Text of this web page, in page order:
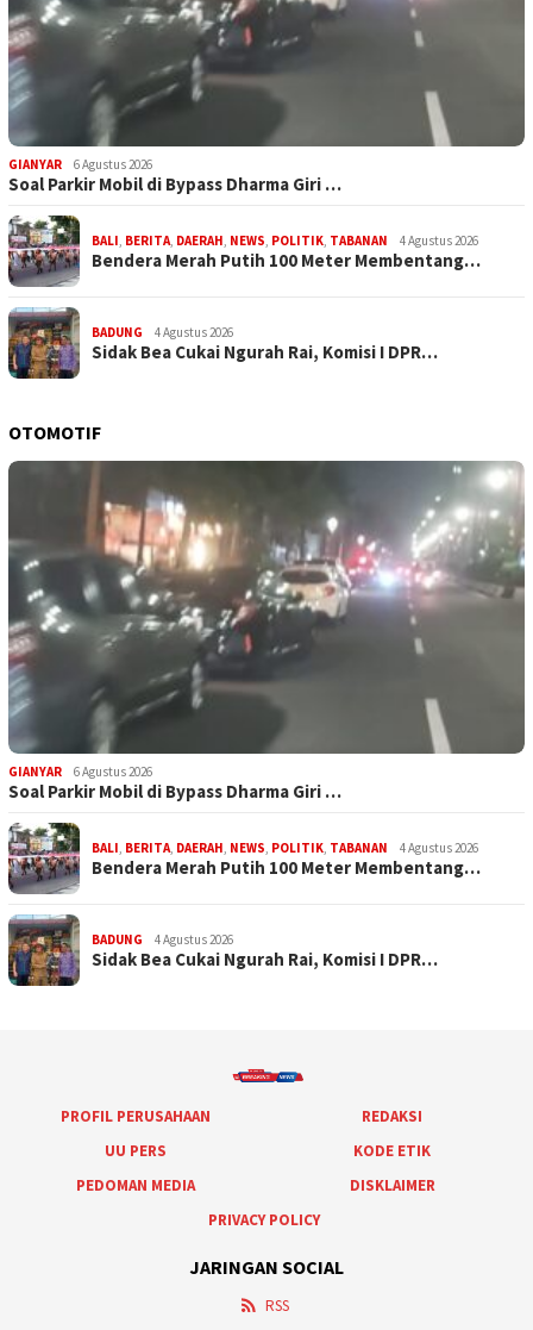
GIANYAR 6 Agustus 2026
Soal Parkir Mobil di Bypass Dharma Giri …
BALI, BERITA, DAERAH, NEWS, POLITIK, TABANAN 4 Agustus 2026
Bendera Merah Putih 100 Meter Membentang…
BADUNG 4 Agustus 2026
Sidak Bea Cukai Ngurah Rai, Komisi I DPR…
OTOMOTIF
GIANYAR 6 Agustus 2026
Soal Parkir Mobil di Bypass Dharma Giri …
BALI, BERITA, DAERAH, NEWS, POLITIK, TABANAN 4 Agustus 2026
Bendera Merah Putih 100 Meter Membentang…
BADUNG 4 Agustus 2026
Sidak Bea Cukai Ngurah Rai, Komisi I DPR…
PROFIL PERUSAHAAN
REDAKSI
UU PERS
KODE ETIK
PEDOMAN MEDIA
DISKLAIMER
PRIVACY POLICY
JARINGAN SOCIAL
RSS